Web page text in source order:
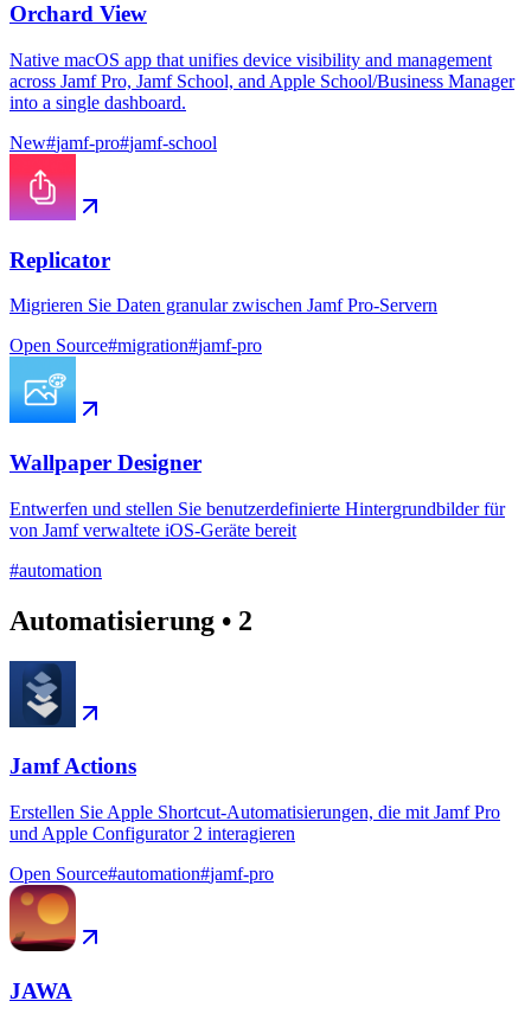
Orchard View
Native macOS app that unifies device visibility and management
across Jamf Pro, Jamf School, and Apple School/Business Manager
into a single dashboard.
New#jamf-pro#jamf-school
Replicator
Migrieren Sie Daten granular zwischen Jamf Pro-Servern
Open Source#migration#jamf-pro
Wallpaper Designer
Entwerfen und stellen Sie benutzerdefinierte Hintergrundbilder für
von Jamf verwaltete iOS-Geräte bereit
#automation
Automatisierung • 2
Jamf Actions
Erstellen Sie Apple Shortcut-Automatisierungen, die mit Jamf Pro
und Apple Configurator 2 interagieren
Open Source#automation#jamf-pro
JAWA